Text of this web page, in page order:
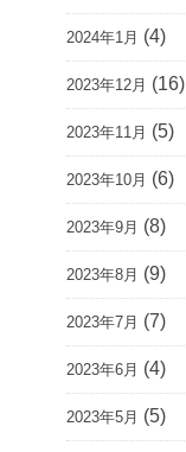
2024年1月 (4)
2023年12月 (16)
2023年11月 (5)
2023年10月 (6)
2023年9月 (8)
2023年8月 (9)
2023年7月 (7)
2023年6月 (4)
2023年5月 (5)